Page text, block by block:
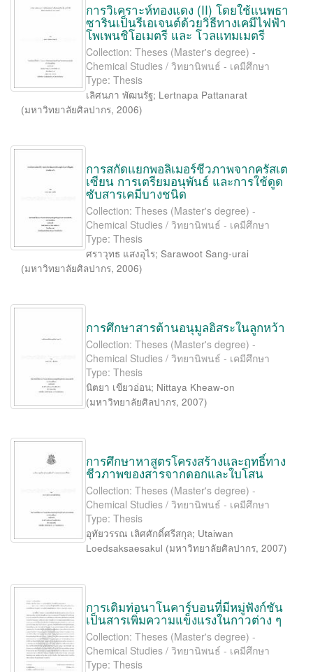
การวิเคราะห์ทองแดง (II) โดยใช้แนพธา
ซารินเป็นรีเอเจนต์ด้วยวิธีทางเคมีไฟฟ้า
โพเพนชิโอเมตรี และ โวลแทมเมตรี
Collection: Theses (Master's degree) -
Chemical Studies / วิทยานิพนธ์ - เคมีศึกษา
Type: Thesis
เลิศนภา พัฒนรัฐ; Lertnapa Pattanarat
(มหาวิทยาลัยศิลปากร, 2006)
การสกัดแยกพอลิเมอร์ชีวภาพจากครัสเต
เซียน การเตรียมอนุพันธ์ และการใช้ดูด
ซับสารเคมีบางชนิด
Collection: Theses (Master's degree) -
Chemical Studies / วิทยานิพนธ์ - เคมีศึกษา
Type: Thesis
ศราวุทธ แสงอุไร; Sarawoot Sang-urai
(มหาวิทยาลัยศิลปากร, 2006)
การศึกษาสารต้านอนุมูลอิสระในลูกหว้า
Collection: Theses (Master's degree) -
Chemical Studies / วิทยานิพนธ์ - เคมีศึกษา
Type: Thesis
นิตยา เขียวอ่อน; Nittaya Kheaw-on
(มหาวิทยาลัยศิลปากร, 2007)
การศึกษาหาสูตรโครงสร้างและฤทธิ์ทาง
ชีวภาพของสารจากดอกและใบโสน
Collection: Theses (Master's degree) -
Chemical Studies / วิทยานิพนธ์ - เคมีศึกษา
Type: Thesis
อุทัยวรรณ เลิศศักดิ์ศรีสกุล; Utaiwan
Loedsaksaesakul (มหาวิทยาลัยศิลปากร, 2007)
การเติมท่อนาโนคาร์บอนที่มีหมู่ฟังก์ชัน
เป็นสารเพิ่มความแข็งแรงในกาวต่าง ๆ
Collection: Theses (Master's degree) -
Chemical Studies / วิทยานิพนธ์ - เคมีศึกษา
Type: Thesis